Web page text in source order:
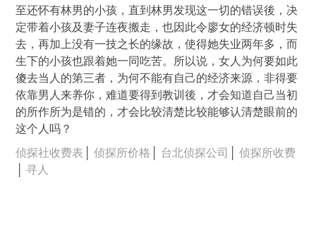
至还怀有林男的小孩，直到林男发现这一切的错误後，决
定带着小孩及妻子连夜搬走，也因此令廖女的经济顿时失
去，再加上没有一技之长的缘故，使得她失业两年多，而
生下的小孩也跟着她一同吃苦。所以说，女人为何要如此
傻去当人的第三者，为何不能有自己的经济来源，非得要
依靠男人来养你，难道要得到教训後，才会知道自己当初
的所作所为是错的，才会比较清楚比较能够认清楚眼前的
这个人吗？
侦探社收费表 │侦探所价格 台北侦探公司 │侦探所收费
│寻人